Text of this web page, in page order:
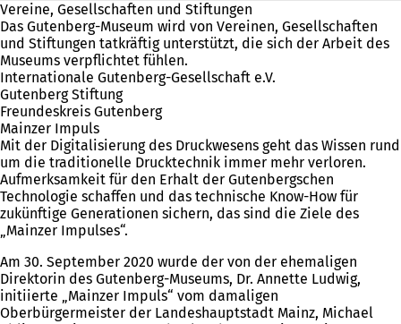
Vereine, Gesellschaften und Stiftungen
Das Gutenberg-Museum wird von Vereinen, Gesellschaften
und Stiftungen tatkräftig unterstützt, die sich der Arbeit des
Museums verpflichtet fühlen.
Internationale Gutenberg-Gesellschaft e.V.
Gutenberg Stiftung
Freundeskreis Gutenberg
Mainzer Impuls
Mit der Digitalisierung des Druckwesens geht das Wissen rund
um die traditionelle Drucktechnik immer mehr verloren.
Aufmerksamkeit für den Erhalt der Gutenbergschen
Technologie schaffen und das technische Know-How für
zukünftige Generationen sichern, das sind die Ziele des
„Mainzer Impulses“.
Am 30. September 2020 wurde der von der ehemaligen
Direktorin des Gutenberg-Museums, Dr. Annette Ludwig,
initiierte „Mainzer Impuls“ vom damaligen
Oberbürgermeister der Landeshauptstadt Mainz, Michael